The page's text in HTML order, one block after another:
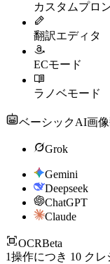
カスタムプロ
翻訳エディタ
ECモード
ラノベモード
ベーシックAI画
Grok
Gemini
Deepseek
ChatGPT
Claude
OCRBeta
1操作につき 10 クレ